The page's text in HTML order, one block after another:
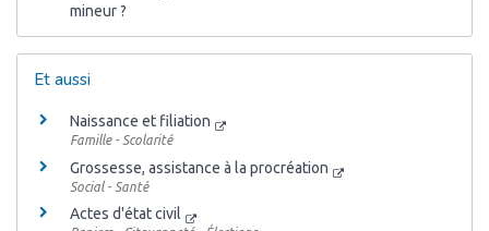
mineur ?
Et aussi
Naissance et filiation
Famille - Scolarité
Grossesse, assistance à la procréation
Social - Santé
Actes d'état civil